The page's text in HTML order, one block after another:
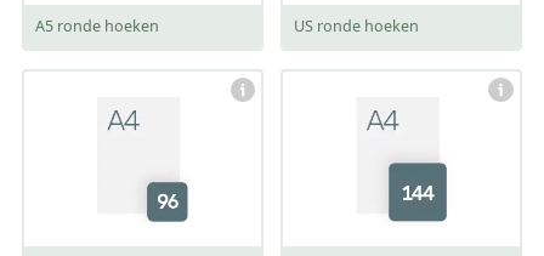
A5 ronde hoeken US ronde hoeken
96 x 96 mm
144 x 144 mm